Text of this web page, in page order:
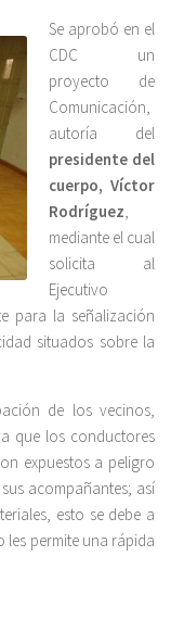
Se aprobó en el
CDC un
proyecto de
Comunicación,
autoría del
presidente del
cuerpo, Víctor
Rodríguez,
mediante el cual
solicita al
Ejecutivo
para la señalización
situados sobre la
de los vecinos,
que los conductores
expuestos a peligro
acompañantes; así
esto se debe a
permite una rápida